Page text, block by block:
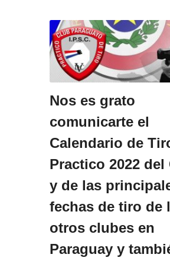
Nos es grato
comunicarte el
Calendario de
Practico 2022 del
y de las
fechas de tiro de
otros clubes en
Paraguay y